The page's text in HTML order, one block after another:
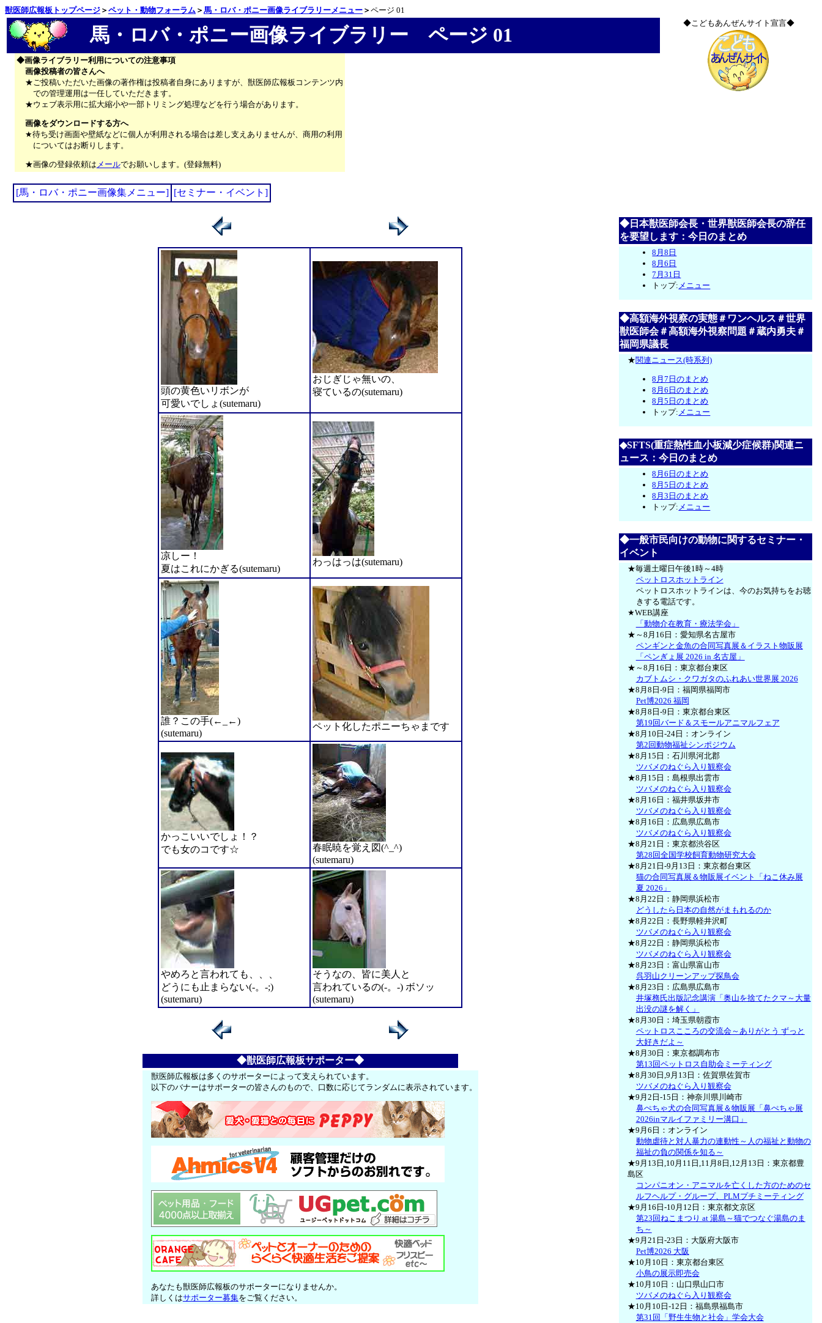
獣医師広報板トップページ ＞ ペット・動物フォーラム ＞ 馬・ロバ・ポニー画像ライブラリーメニュー ＞ ページ 01
馬・ロバ・ポニー画像ライブラリー ページ 01
◆画像ライブラリー利用についての注意事項
画像投稿者の皆さんへ
★ご投稿いただいた画像の著作権は投稿者自身にありますが、獣医師広報板コンテンツ内
での管理運用は一任していただきます。
★ウェブ表示用に拡大縮小や一部トリミング処理などを行う場合があります。
画像をダウンロードする方へ
★待ち受け画面や壁紙などに個人が利用される場合は差し支えありませんが、商用の利用
についてはお断りします。
★画像の登録依頼は メールでお願いします。(登録無料)
◆こどもあんぜんサイト宣言◆
[馬・ロバ・ポニー画像集メニュー] [セミナー・イベント]
頭の黄色いリボンが
可愛いでしょ(sutemaru)
おじぎじゃ無いの、
寝ているの(sutemaru)
凉しー！
夏はこれにかぎる(sutemaru)
わっはっは(sutemaru)
誰？この手(←_←)
(sutemaru)
ペット化したポニーちゃまです
かっこいいでしょ！？
でも女のコです☆
春眠暁を覚え図(^_^)
(sutemaru)
やめろと言われても、、、
どうにも止まらない(-。-;)
(sutemaru)
そうなの、皆に美人と
言われているの(-。-) ボソッ
(sutemaru)
◆獣医師広報板サポーター◆
獣医師広報板は多くのサポーターによって支えられています。
以下のバナーはサポーターの皆さんのもので、口数に応じてランダムに表示されています。
あなたも獣医師広報板のサポーターになりませんか。
詳しくはサポーター募集をご覧ください。
◆日本獣医師会長・世界獣医師会長の辞任
を要望します：今日のまとめ
8月8日
8月6日
7月31日
トップ: メニュー
◆高額海外視察の実態＃ワンヘルス＃世界
獣医師会＃高額海外視察問題＃蔵内勇夫＃
福岡県議長
★関連ニュース(時系列)
8月7日のまとめ
8月6日のまとめ
8月5日のまとめ
トップ: メニュー
◆SFTS(重症熱性血小板減少症候群)関連ニ
ュース：今日のまとめ
8月6日のまとめ
8月5日のまとめ
8月3日のまとめ
トップ: メニュー
◆一般市民向けの動物に関するセミナー・
イベント
★毎週土曜日午後1時～4時
ペットロスホットライン
ペットロスホットラインは、今のお気持ちをお聴
きする電話です。
★WEB講座
「動物介在教育・療法学会」
★～8月16日：愛知県名古屋市
ペンギンと金魚の合同写真展＆イラスト物販展
「ペンぎょ展 2026 in 名古屋」
★～8月16日：東京都台東区
カブトムシ・クワガタのふれあい世界展 2026
★8月8日-9日：福岡県福岡市
Pet博2026 福岡
★8月8日-9日：東京都台東区
第19回バード＆スモールアニマルフェア
★8月10日-24日：オンライン
第2回動物福祉シンポジウム
★8月15日：石川県河北郡
ツバメのねぐら入り観察会
★8月15日：島根県出雲市
ツバメのねぐら入り観察会
★8月16日：福井県坂井市
ツバメのねぐら入り観察会
★8月16日：広島県広島市
ツバメのねぐら入り観察会
★8月21日：東京都渋谷区
第28回全国学校飼育動物研究大会
★8月21日-9月13日：東京都台東区
猫の合同写真展＆物販展イベント「ねこ休み展
夏 2026」
★8月22日：静岡県浜松市
どうしたら日本の自然がまもれるのか
★8月22日：長野県軽井沢町
ツバメのねぐら入り観察会
★8月22日：静岡県浜松市
ツバメのねぐら入り観察会
★8月23日：富山県富山市
呉羽山クリーンアップ探鳥会
★8月23日：広島県広島市
井塚務氏出版記念講演「奥山を捨てたクマ～大量
出没の謎を解く」
★8月30日：埼玉県朝霞市
ペットロスこころの交流会～ありがとう ずっと
大好きだよ～
★8月30日：東京都調布市
第13回ペットロス自助会ミーティング
★8月30日,9月13日：佐賀県佐賀市
ツバメのねぐら入り観察会
★9月2日-15日：神奈川県川崎市
鼻ぺちゃ犬の合同写真展＆物販展「鼻ぺちゃ展
2026inマルイファミリー溝口」
★9月6日：オンライン
動物虐待と対人暴力の連動性～人の福祉と動物の
福祉の負の関係を知る～
★9月13日,10月11日,11月8日,12月13日：東京都豊
島区
コンパニオン・アニマルを亡くした方のためのセ
ルフヘルプ・グループ、PLMプチミーティング
★9月16日-10月12日：東京都文京区
第23回ねこまつり at 湯島～猫でつなぐ湯島のま
ち～
★9月21日-23日：大阪府大阪市
Pet博2026 大阪
★10月10日：東京都台東区
小鳥の展示即売会
★10月10日：山口県山口市
ツバメのねぐら入り観察会
★10月10日-12日：福島県福島市
第31回「野生生物と社会」学会大会